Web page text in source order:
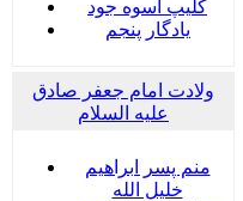
کلیپ اسوه جود
یادگار پنجم
ولادت امام جعفر صادق
علیه السلام
منم پسر ابراهیم
خلیل الله